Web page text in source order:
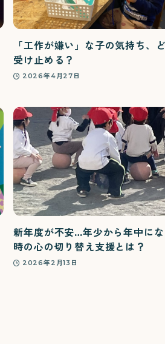
「工作が嫌い」な子の気持ち、
受け止める？
2026年4月27日
新年度が不安…年少から年中に
時の心の切り替え支援とは？
2026年2月13日